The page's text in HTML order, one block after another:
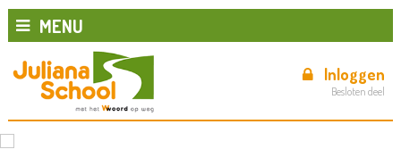
MENU
Inloggen
Besloten deel